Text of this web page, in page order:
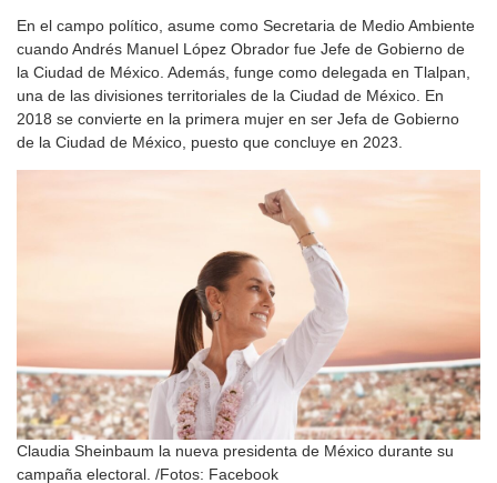
En el campo político, asume como Secretaria de Medio Ambiente
cuando Andrés Manuel López Obrador fue Jefe de Gobierno de
la Ciudad de México. Además, funge como delegada en Tlalpan,
una de las divisiones territoriales de la Ciudad de México. En
2018 se convierte en la primera mujer en ser Jefa de Gobierno
de la Ciudad de México, puesto que concluye en 2023.
Claudia Sheinbaum la nueva presidenta de México durante su
campaña electoral. /Fotos: Facebook